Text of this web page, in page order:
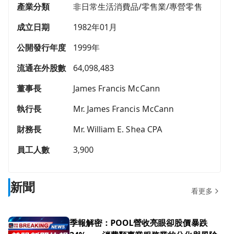
產業分類
非日常生活消費品/零售業/專營零售
成立日期
1982年01月
公開發行年度
1999年
流通在外股數
64,098,483
董事長
James Francis McCann
執行長
Mr. James Francis McCann
財務長
Mr. William E. Shea CPA
員工人數
3,900
新聞 看更多
季報解密：POOL營收亮眼卻股價暴跌